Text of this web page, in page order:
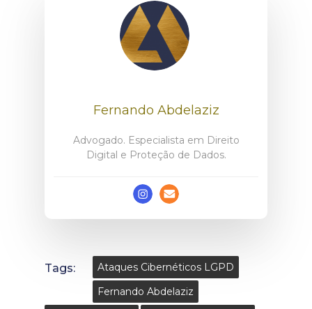
Fernando Abdelaziz
Advogado. Especialista em Direito
Digital e Proteção de Dados.
Tags:
Ataques Cibernéticos LGPD
Fernando Abdelaziz